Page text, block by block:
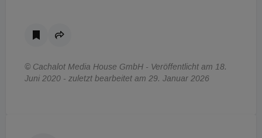
© Cachalot Media House GmbH - Veröffentlicht am 18.
Juni 2020 - zuletzt bearbeitet am 29. Januar 2026